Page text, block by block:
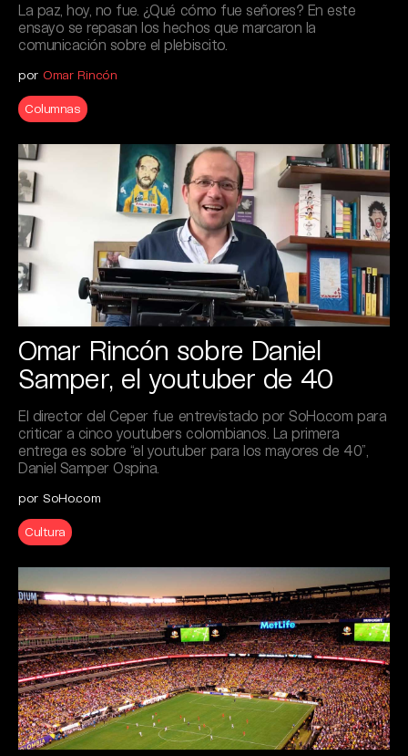
La paz, hoy, no fue. ¿Qué cómo fue señores? En este
ensayo se repasan los hechos que marcaron la
comunicación sobre el plebiscito.
por Omar Rincón
Columnas
Omar Rincón sobre Daniel
Samper, el youtuber de 40
El director del Ceper fue entrevistado por SoHo.com para
criticar a cinco youtubers colombianos. La primera
entrega es sobre “el youtuber para los mayores de 40”,
Daniel Samper Ospina.
por SoHo.com
Cultura